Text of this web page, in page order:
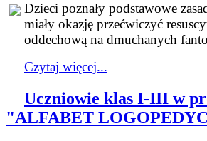
Dzieci poznały podstawowe
miały okazję przećwiczyć
oddechową na dmuchanych
Czytaj więcej...
Uczniowie klas I-III w
"ALFABET